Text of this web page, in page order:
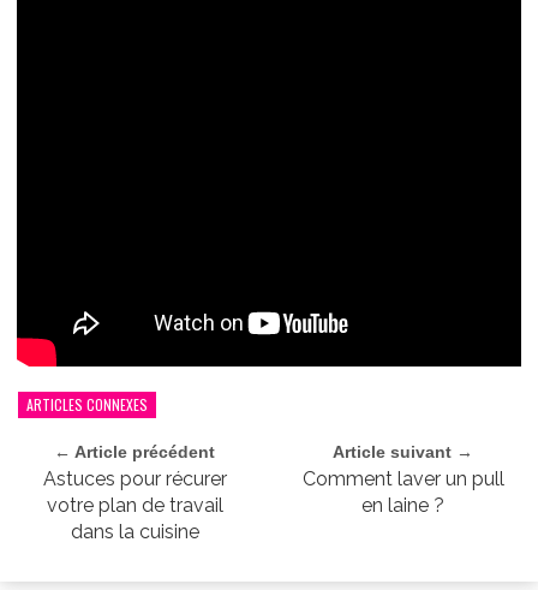
ARTICLES CONNEXES
← Article précédent
Astuces pour récurer
votre plan de travail
dans la cuisine
Article suivant →
Comment laver un pull
en laine ?